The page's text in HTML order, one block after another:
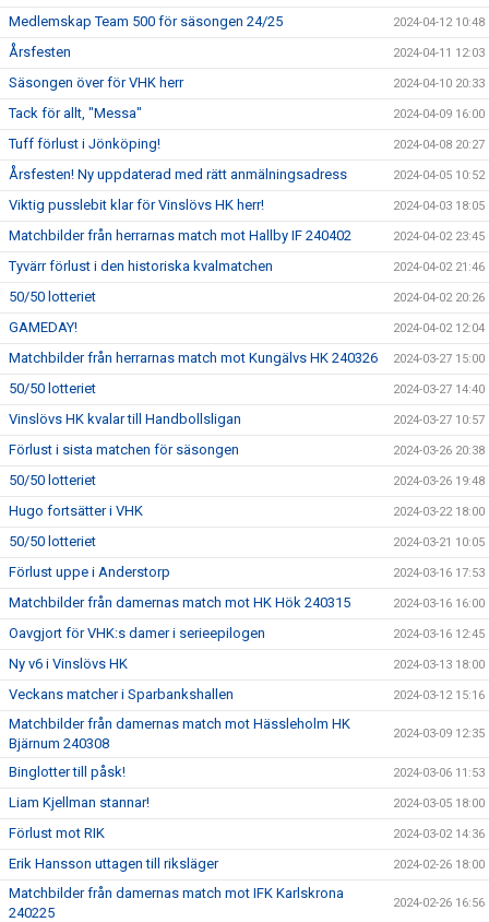
Medlemskap Team 500 för säsongen 24/25 2024-04-12 10:48
Årsfesten 2024-04-11 12:03
Säsongen över för VHK herr 2024-04-10 20:33
Tack för allt, "Messa" 2024-04-09 16:00
Tuff förlust i Jönköping! 2024-04-08 20:27
Årsfesten! Ny uppdaterad med rätt anmälningsadress 2024-04-05 10:52
Viktig pusslebit klar för Vinslövs HK herr! 2024-04-03 18:05
Matchbilder från herrarnas match mot Hallby IF 240402 2024-04-02 23:45
Tyvärr förlust i den historiska kvalmatchen 2024-04-02 21:46
50/50 lotteriet 2024-04-02 20:26
GAMEDAY! 2024-04-02 12:04
Matchbilder från herrarnas match mot Kungälvs HK 240326 2024-03-27 15:00
50/50 lotteriet 2024-03-27 14:40
Vinslövs HK kvalar till Handbollsligan 2024-03-27 10:57
Förlust i sista matchen för säsongen 2024-03-26 20:38
50/50 lotteriet 2024-03-26 19:48
Hugo fortsätter i VHK 2024-03-22 18:00
50/50 lotteriet 2024-03-21 10:05
Förlust uppe i Anderstorp 2024-03-16 17:53
Matchbilder från damernas match mot HK Hök 240315 2024-03-16 16:00
Oavgjort för VHK:s damer i serieepilogen 2024-03-16 12:45
Ny v6 i Vinslövs HK 2024-03-13 18:00
Veckans matcher i Sparbankshallen 2024-03-12 15:16
Matchbilder från damernas match mot Hässleholm HK
Bjärnum 240308
2024-03-09 12:35
Binglotter till påsk! 2024-03-06 11:53
Liam Kjellman stannar! 2024-03-05 18:00
Förlust mot RIK 2024-03-02 14:36
Erik Hansson uttagen till riksläger 2024-02-26 18:00
Matchbilder från damernas match mot IFK Karlskrona
240225
2024-02-26 16:56